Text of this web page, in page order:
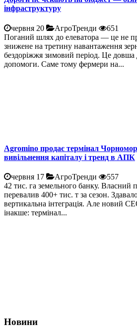
інфраструктуру
червня 20 АгроТренди
651
Поганий шлях до елеватора — це не
знижене на третину навантаження
бездоріжжя зимовий період. Це довша
допомоги. Саме тому фермери на...
Agromino продає термінал
вивільнення капіталу і тренд в АПК
червня 17 АгроТренди
557
42 тис. га земельного банку. Власний
перевалив 400+ тис. т за сезон.
вертикальна інтеграція. Але новий
інакше: термінал...
Новини